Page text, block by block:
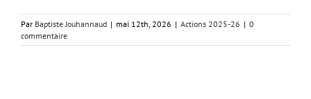
Par Baptiste Jouhannaud | mai 12th, 2026 | Actions 2025-26 | 0
commentaire